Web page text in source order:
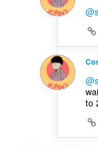
to